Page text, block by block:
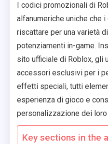
I codici promozionali di
alfanumeriche uniche che
riscattare per una varietà
potenziamenti in-game.
sito ufficiale di Roblox, gli
accessori esclusivi per i
effetti speciali, tutti
esperienza di gioco e
personalizzazione dei loro
Key sections in the